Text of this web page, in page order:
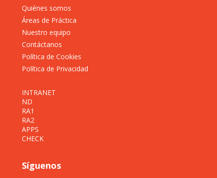
Quiénes somos
Áreas de Práctica
Nuestro equipo
Contáctanos
Política de Cookies
Política de Privacidad
INTRANET
ND
RA1
RA2
APPS
CHECK
Síguenos